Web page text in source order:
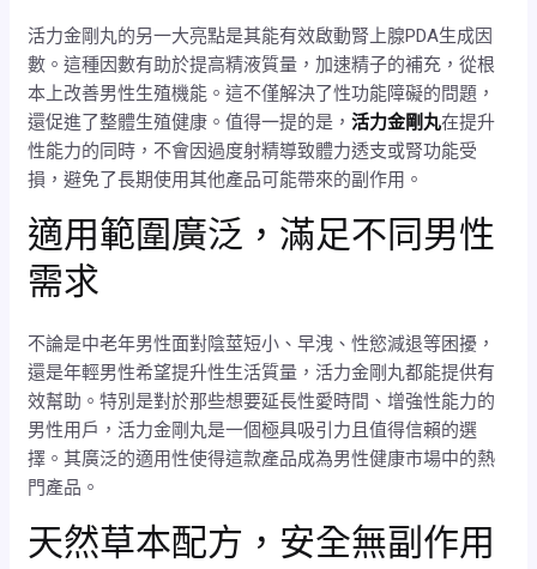
活力金剛丸的另一大亮點是其能有效啟動腎上腺PDA生成因
數。這種因數有助於提高精液質量，加速精子的補充，從根
本上改善男性生殖機能。這不僅解決了性功能障礙的問題，
還促進了整體生殖健康。值得一提的是，活力金剛丸在提升
性能力的同時，不會因過度射精導致體力透支或腎功能受
損，避免了長期使用其他產品可能帶來的副作用。
適用範圍廣泛，滿足不同男性
需求
不論是中老年男性面對陰莖短小、早洩、性慾減退等困擾，
還是年輕男性希望提升性生活質量，活力金剛丸都能提供有
效幫助。特別是對於那些想要延長性愛時間、增強性能力的
男性用戶，活力金剛丸是一個極具吸引力且值得信賴的選
擇。其廣泛的適用性使得這款產品成為男性健康市場中的熱
門產品。
天然草本配方，安全無副作用